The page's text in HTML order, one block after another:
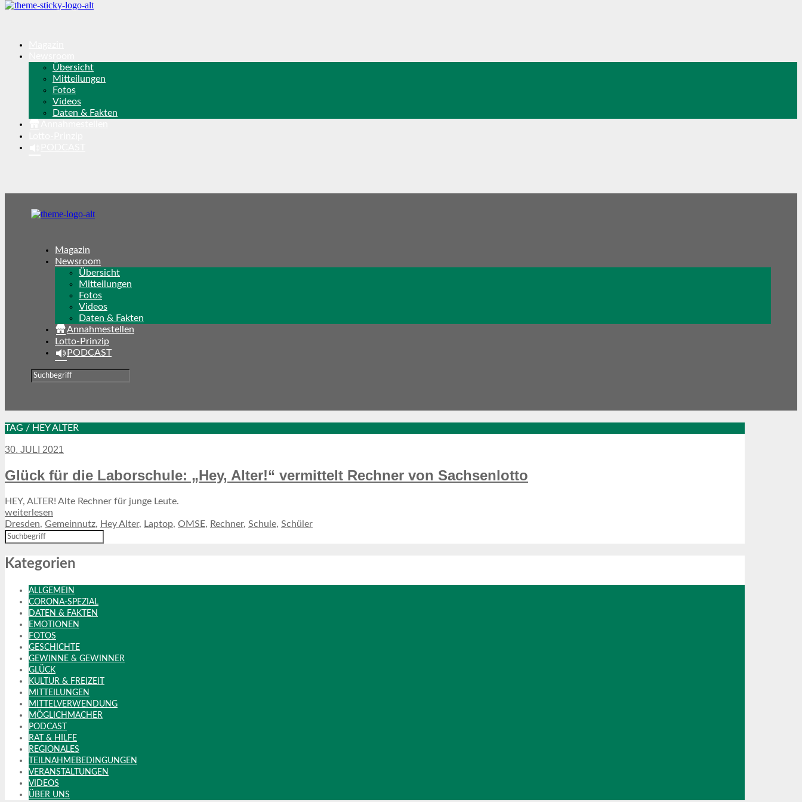
Übersicht
Mitteilungen
Fotos
Videos
Daten & Fakten
Magazin
Newsroom
Übersicht
Mitteilungen
Fotos
Videos
Daten & Fakten
Annahmestellen
Lotto-Prinzip
PODCAST
TAG / HEY ALTER
30. JULI 2021
Glück für die Laborschule: „Hey, Alter!“ vermittelt Rechner von Sachsenlotto
HEY, ALTER! Alte Rechner für junge Leute.
weiterlesen
Dresden, Gemeinnutz, Hey Alter, Laptop, OMSE, Rechner, Schule, Schüler
Kategorien
ALLGEMEIN
CORONA-SPEZIAL
DATEN & FAKTEN
EMOTIONEN
FOTOS
GESCHICHTE
GEWINNE & GEWINNER
GLÜCK
KULTUR & FREIZEIT
MITTEILUNGEN
MITTELVERWENDUNG
MÖGLICHMACHER
PODCAST
RAT & HILFE
REGIONALES
TEILNAHMEBEDINGUNGEN
VERANSTALTUNGEN
VIDEOS
ÜBER UNS